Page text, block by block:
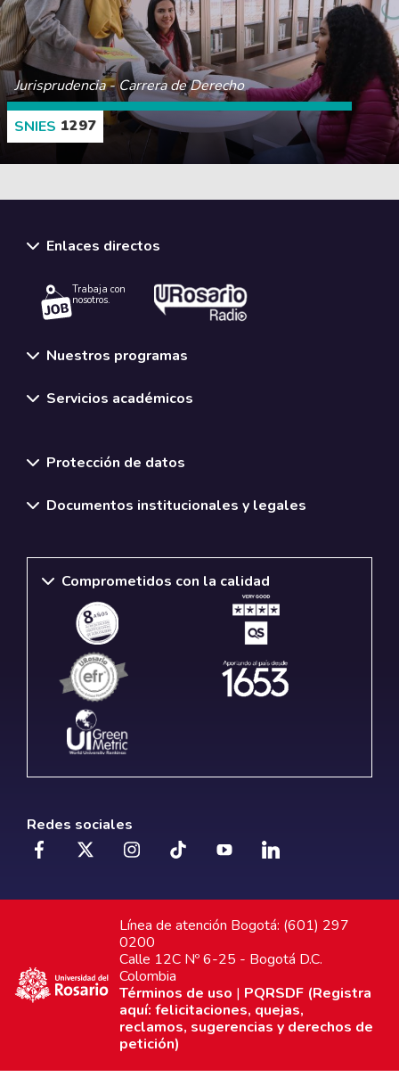
Jurisprudencia - Carrera de Derecho
1297
Enlaces directos
Trabaja con
nosotros.
Nuestros programas
Servicios académicos
Protección de datos
Documentos institucionales y legales
Comprometidos con la calidad
Redes sociales
Línea de atención Bogotá: (601) 297
0200
Calle 12C Nº 6-25 - Bogotá D.C.
Colombia
Términos de uso | PQRSDF (Registra
aquí: felicitaciones, quejas,
reclamos, sugerencias y derechos de
petición)